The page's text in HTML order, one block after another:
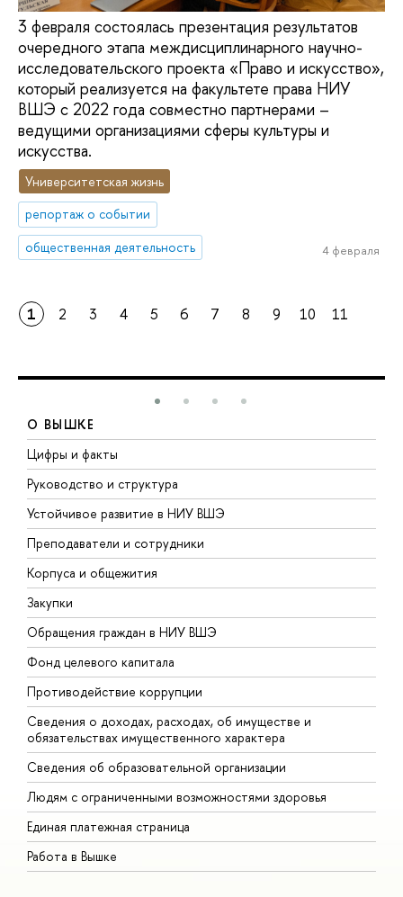
3 февраля состоялась презентация результатов
очередного этапа междисциплинарного научно-
исследовательского проекта «Право и искусство»,
который реализуется на факультете права НИУ
ВШЭ с 2022 года совместно партнерами –
ведущими организациями сферы культуры и
искусства.
Университетская жизнь
репортаж о событии
общественная деятельность
4 февраля
1 2 3 4 5 6 7 8 9 10 11
О ВЫШКЕ
Цифры и факты
Руководство и структура
Устойчивое развитие в НИУ ВШЭ
Преподаватели и сотрудники
Корпуса и общежития
Закупки
Обращения граждан в НИУ ВШЭ
Фонд целевого капитала
Противодействие коррупции
Сведения о доходах, расходах, об имуществе и
обязательствах имущественного характера
Сведения об образовательной организации
Людям с ограниченными возможностями здоровья
Единая платежная страница
Работа в Вышке